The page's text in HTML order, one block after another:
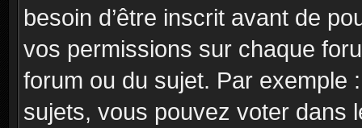
besoin d’être inscrit avant de
vos permissions sur chaque
forum ou du sujet. Par exemple
sujets, vous pouvez voter dans